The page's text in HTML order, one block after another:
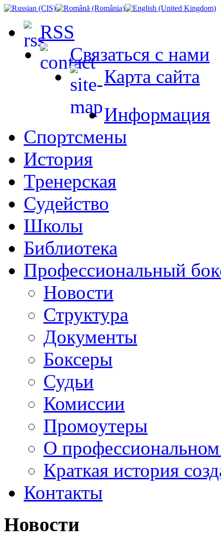
RSS
Связаться с нами
Карта сайта
Информация
Спортсмены
История
Тренерская
Судейство
Школы
Библиотека
Профессиональный
Новости
Структура
Документы
Боксеры
Судьи
Комиссии
Промоутеры
О профессиональном
Краткая история
Контакты
Новости